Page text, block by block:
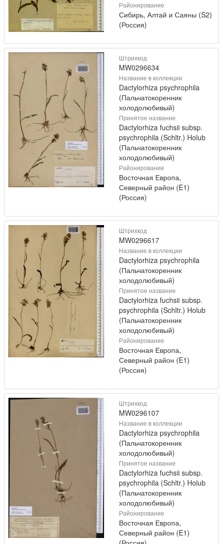
Районирование
Сибирь, Алтай и Саяны (S2)
(Россия)
Штрихкод
MW0296634
Название в коллекции
Dactylorhiza psychrophila
(Пальчатокоренник
холодолюбивый)
Принятое название
Dactylorhiza fuchsii subsp.
psychrophila (Schltr.) Holub
(Пальчатокоренник
холодолюбивый)
Районирование
Восточная Европа,
Северный район (E1)
(Россия)
Штрихкод
MW0296617
Название в коллекции
Dactylorhiza psychrophila
(Пальчатокоренник
холодолюбивый)
Принятое название
Dactylorhiza fuchsii subsp.
psychrophila (Schltr.) Holub
(Пальчатокоренник
холодолюбивый)
Районирование
Восточная Европа,
Северный район (E1)
(Россия)
Штрихкод
MW0296107
Название в коллекции
Dactylorhiza psychrophila
(Пальчатокоренник
холодолюбивый)
Принятое название
Dactylorhiza fuchsii subsp.
psychrophila (Schltr.) Holub
(Пальчатокоренник
холодолюбивый)
Районирование
Восточная Европа,
Северный район (E1)